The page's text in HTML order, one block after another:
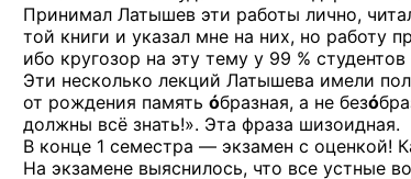
Принимал Латышев эти работы лично,
той книги и указал мне на них, но работу
ибо кругозор на эту тему у 99 %
Эти несколько лекций Латышева имели
от рождения память óбразная, а не безó
должны всё знать!». Эта фраза шизоидная.
В конце 1 семестра — экзамен с оценкой!
На экзамене выяснилось, что все устные